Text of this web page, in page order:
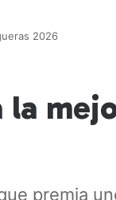
2026
premia